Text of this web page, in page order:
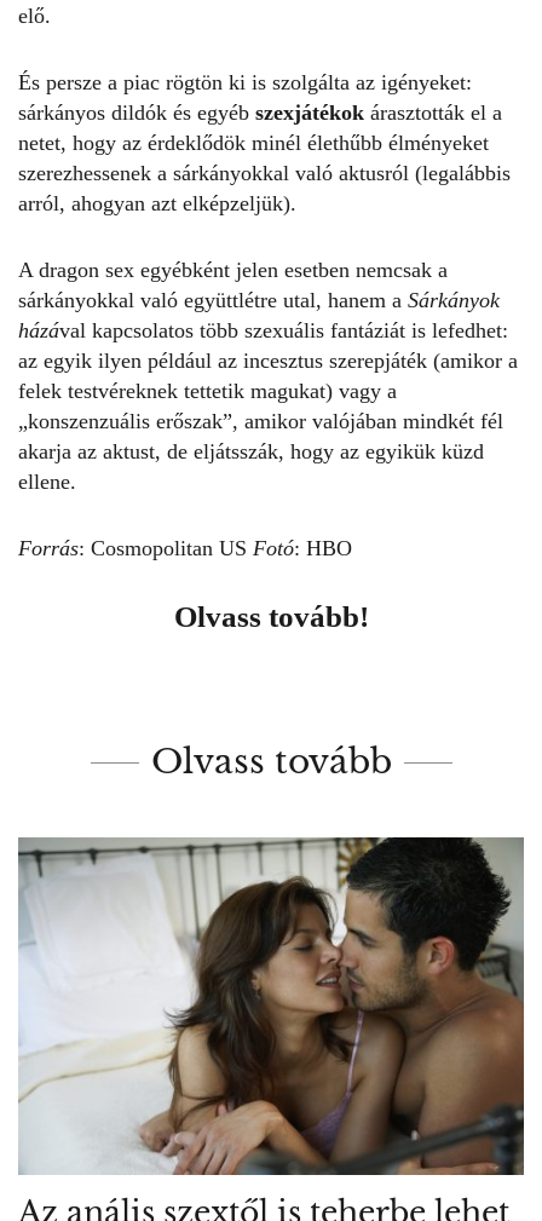
elő.
És persze a piac rögtön ki is szolgálta az igényeket:
sárkányos dildók és egyéb szexjátékok árasztották el a
netet, hogy az érdeklődök minél élethűbb élményeket
szerezhessenek a sárkányokkal való aktusról (legalábbis
arról, ahogyan azt elképzeljük).
A dragon sex egyébként jelen esetben nemcsak a
sárkányokkal való együttlétre utal, hanem a Sárkányok
házával kapcsolatos több szexuális fantáziát is lefedhet:
az egyik ilyen például az incesztus szerepjáték (amikor a
felek testvéreknek tettetik magukat) vagy a
„konszenzuális erőszak”, amikor valójában mindkét fél
akarja az aktust, de eljátsszák, hogy az egyikük küzd
ellene.
Forrás: Cosmopolitan US Fotó: HBO
Olvass tovább!
Olvass tovább
Az anális szextől is teherbe lehet